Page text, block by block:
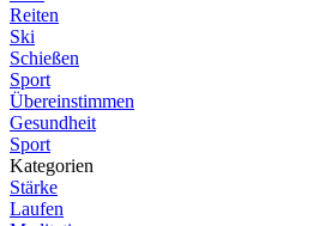
Reiten
Ski
Schießen
Sport
Übereinstimmen
Gesundheit
Sport
Kategorien
Stärke
Laufen